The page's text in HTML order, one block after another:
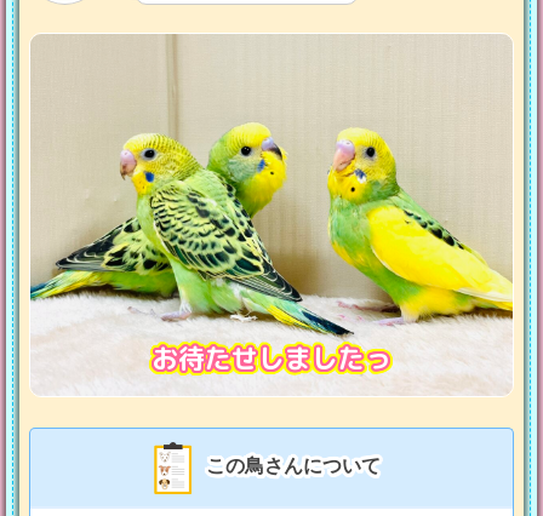
お待たせしましたっ
この鳥さんについて